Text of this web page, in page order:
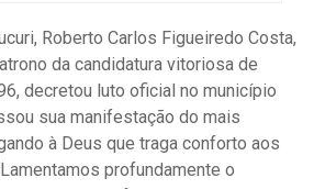
Roberto Carlos Figueiredo Costa,
da candidatura vitoriosa de
decretou luto oficial no município
sua manifestação do mais
à Deus que traga conforto aos
profundamente o